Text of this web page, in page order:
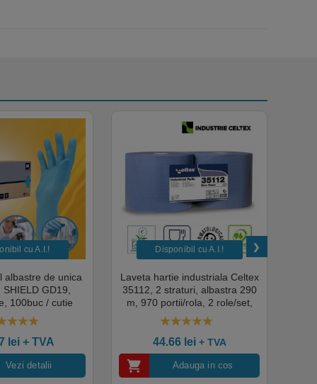
cu A.I.​!
albastre de unica
GD19,
100buc / cutie
HoReCa,
industrial,
premium
lei+ TVA
Vezi detalii
Disponibil cu A.I.​!
Laveta hartie industriala Celtex
35112, 2 straturi, albastra 290
m, 970 portii/rola, 2 role/set,
certificata pentru industria
alimentara, Ecolabel
44.66 lei + TVA
Adauga in cos